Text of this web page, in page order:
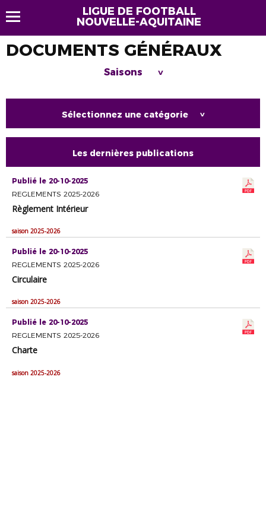
LIGUE DE FOOTBALL
NOUVELLE-AQUITAINE
DOCUMENTS GÉNÉRAUX
Saisons >
Sélectionnez une catégorie >
Les dernières publications
Publié le 20-10-2025
REGLEMENTS 2025-2026
Règlement Intérieur
saison 2025-2026
Publié le 20-10-2025
REGLEMENTS 2025-2026
Circulaire
saison 2025-2026
Publié le 20-10-2025
REGLEMENTS 2025-2026
Charte
saison 2025-2026